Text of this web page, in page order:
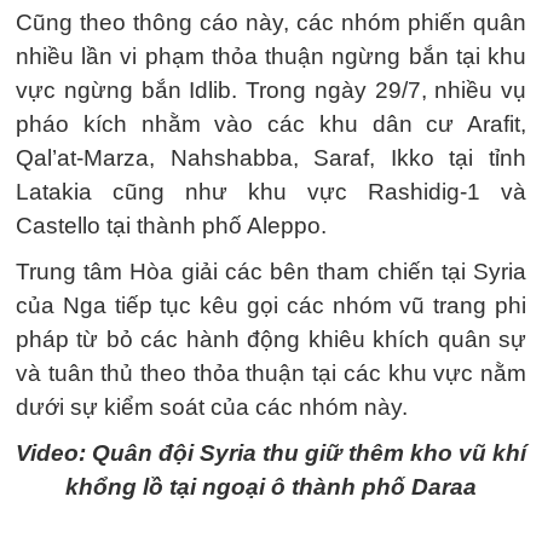
Cũng theo thông cáo này, các nhóm phiến quân
nhiều lần vi phạm thỏa thuận ngừng bắn tại khu
vực ngừng bắn Idlib. Trong ngày 29/7, nhiều vụ
pháo kích nhằm vào các khu dân cư Arafit,
Qal’at-Marza, Nahshabba, Saraf, Ikko tại tỉnh
Latakia cũng như khu vực Rashidig-1 và
Castello tại thành phố Aleppo.
Trung tâm Hòa giải các bên tham chiến tại Syria
của Nga tiếp tục kêu gọi các nhóm vũ trang phi
pháp từ bỏ các hành động khiêu khích quân sự
và tuân thủ theo thỏa thuận tại các khu vực nằm
dưới sự kiểm soát của các nhóm này.
Video: Quân đội Syria thu giữ thêm kho vũ khí
khổng lồ tại ngoại ô thành phố Daraa